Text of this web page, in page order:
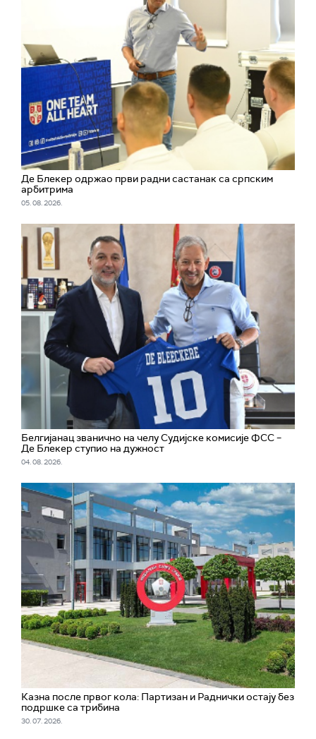
Де Блекер одржао први радни састанак са српским
арбитрима
05. 08. 2026.
Белгијанац званично на челу Судијске комисије ФСС –
Де Блекер ступио на дужност
04. 08. 2026.
Казна после првог кола: Партизан и Раднички остају без
подршке са трибина
30. 07. 2026.